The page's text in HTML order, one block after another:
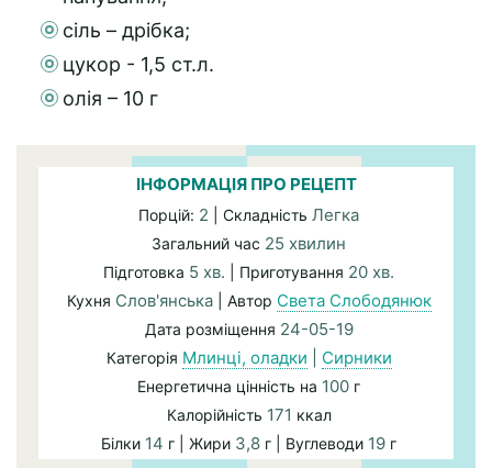
сіль – дрібка;
цукор - 1,5 ст.л.
олія – 10 г
ІНФОРМАЦІЯ ПРО РЕЦЕПТ
Порцій: 2 | Складність Легка
Загальний час 25 хвилин
Підготовка 5 хв. | Приготування 20 хв.
Кухня Слов'янська| Автор Света Слободянюк
Дата розміщення 24-05-19
Категорія Млинці, оладки Сирники
Енергетична цінність на 100 г
Калорійність 171 ккал
Білки 14 г | Жири 3,8 г | Вуглеводи 19 г